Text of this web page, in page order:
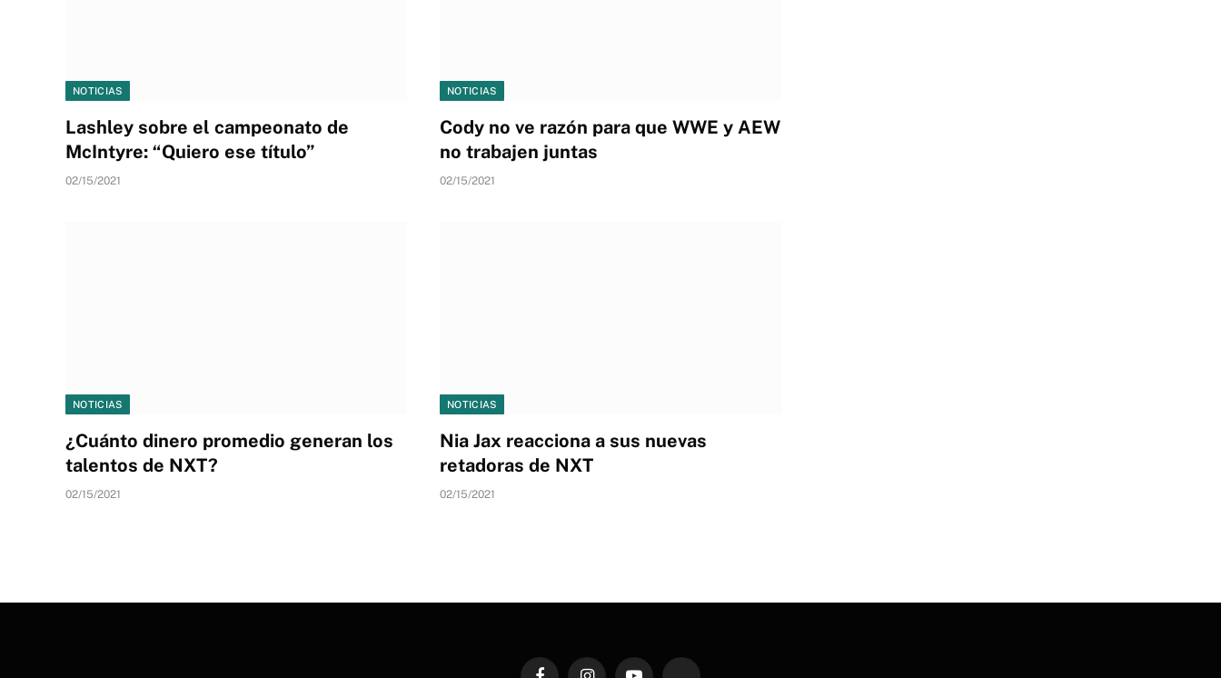
NOTICIAS
Lashley sobre el campeonato de
McIntyre: “Quiero ese título”
02/15/2021
NOTICIAS
Cody no ve razón para que WWE y AEW
no trabajen juntas
02/15/2021
NOTICIAS
¿Cuánto dinero promedio generan los
talentos de NXT?
02/15/2021
NOTICIAS
Nia Jax reacciona a sus nuevas
retadoras de NXT
02/15/2021